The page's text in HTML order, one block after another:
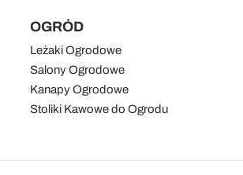
OGRÓD
Leżaki Ogrodowe
Salony Ogrodowe
Kanapy Ogrodowe
Stoliki Kawowe do Ogrodu